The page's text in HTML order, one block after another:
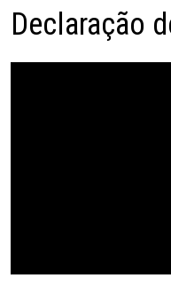
Declaração